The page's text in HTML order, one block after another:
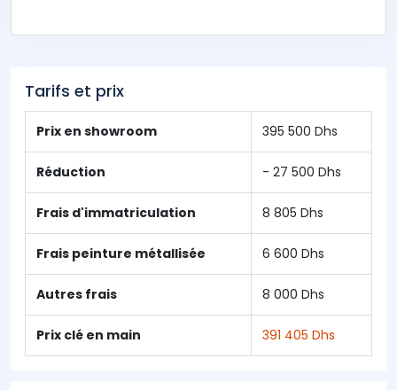
Tarifs et prix
Prix en showroom 395 500 Dhs
Réduction - 27 500 Dhs
Frais d'immatriculation 8 805 Dhs
Frais peinture métallisée 6 600 Dhs
Autres frais 8 000 Dhs
Prix clé en main 391 405 Dhs